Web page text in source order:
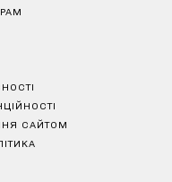
САЙТОМ